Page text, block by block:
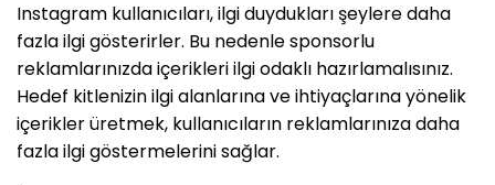
Instagram kullanıcıları, ilgi duydukları şeylere daha
fazla ilgi gösterirler. Bu nedenle sponsorlu
reklamlarınızda içerikleri ilgi odaklı hazırlamalısınız.
Hedef kitlenizin ilgi alanlarına ve ihtiyaçlarına yönelik
içerikler üretmek, kullanıcıların reklamlarınıza daha
fazla ilgi göstermelerini sağlar.